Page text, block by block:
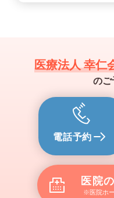
医療法人 幸仁
のご
電話予約
医院
※医院ホ